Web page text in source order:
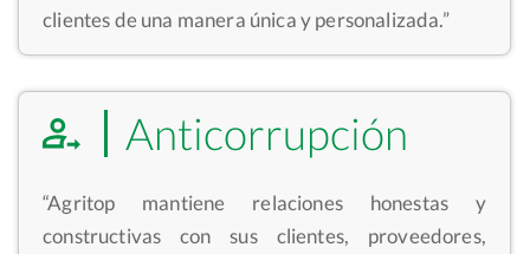
clientes de una manera única y personalizada.”
Anticorrupción
“Agritop mantiene relaciones honestas y
constructivas con sus clientes, proveedores,